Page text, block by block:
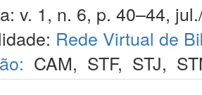
v. 1, n. 6, p. 40–44,
Rede Virtual de
CAM, STF, STJ,